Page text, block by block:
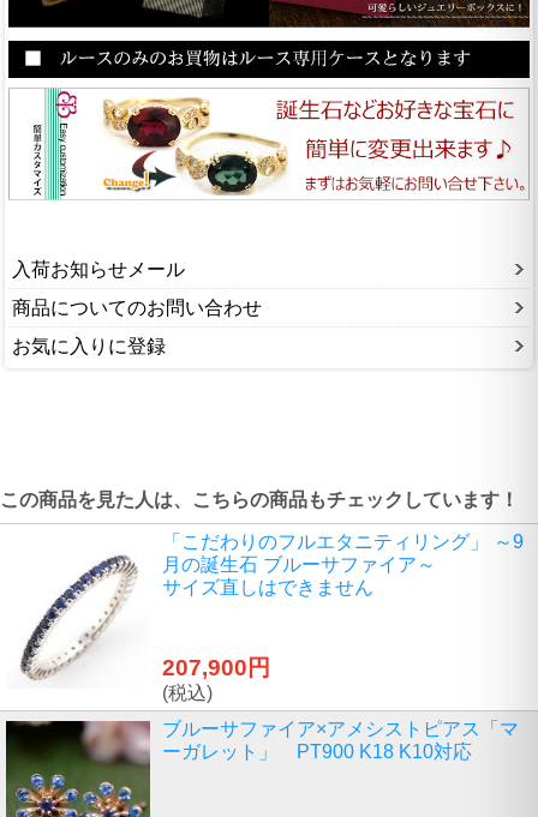
入荷お知らせメール
商品についてのお問い合わせ
お気に入りに登録
この商品を見た人は、こちらの商品もチェックしています！
「こだわりのフルエタニティリング」 ～9
月の誕生石 ブルーサファイア～
サイズ直しはできません
207,900円
(税込)
ブルーサファイア×アメシストピアス「マ
ーガレット」 PT900 K18 K10対応